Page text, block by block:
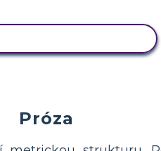
Próza